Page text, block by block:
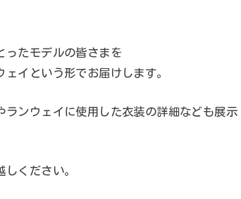
ったモデルの皆さまを
イという形でお届けします。
ンウェイに使用した衣装の詳細なども展示
ください。